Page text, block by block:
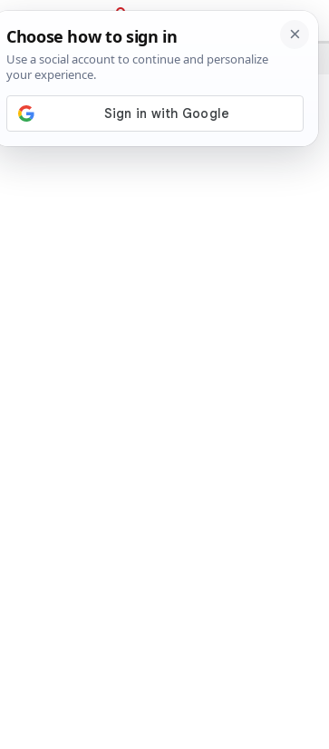
PRIJAVA